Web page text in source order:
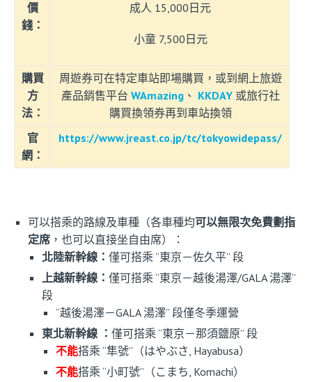
價
錢：
成人 15,000日元
小童 7,500日元
購買
方
法：
周遊券可在特定車站即場購買，或到網上旅遊
產品銷售平台 WAmazing、 KKDAY或旅行社
購買換領券再到車站換領
官
網：
https://www.jreast.co.jp/tc/tokyowidepass/
可以搭乘的路線及車種（各車種均可以無限次免費劃指
定席 ，也可以直接坐自由席）：
北陸新幹線： 僅可搭乘 “東京－佐久平” 段
上越新幹線： 僅可搭乘 “東京－越後湯澤/GALA 湯澤”
段
“越後湯澤－GALA 湯澤” 段僅冬季運營
東北新幹線 ： 僅可搭乘 “東京－那須鹽原” 段
不能搭乘 “隼號”（はやぶさ, Hayabusa）
不能搭乘 “小町號”（こまち, Komachi）